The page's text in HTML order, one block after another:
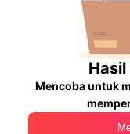
Mencoba untuk